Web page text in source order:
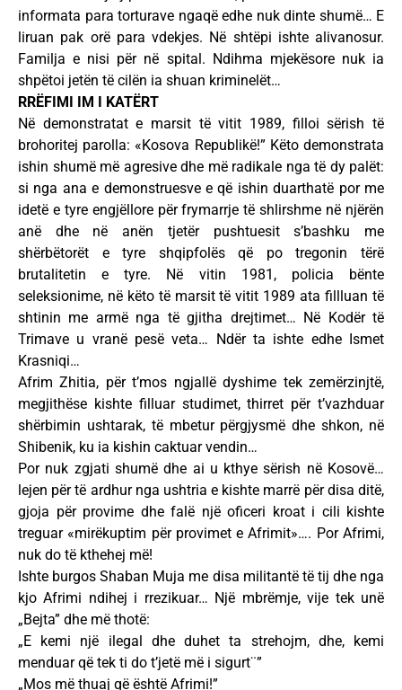
informata para torturave ngaqë edhe nuk dinte shumë… E
liruan pak orë para vdekjes. Në shtëpi ishte alivanosur.
Familja e nisi për në spital. Ndihma mjekësore nuk ia
shpëtoi jetën të cilën ia shuan kriminelët…
RRËFIMI IM I KATËRT
Në demonstratat e marsit të vitit 1989, filloi sërish të
brohoritej parolla: «Kosova Republikë!” Këto demonstrata
ishin shumë më agresive dhe më radikale nga të dy palët:
si nga ana e demonstruesve e që ishin duarthatë por me
idetë e tyre engjëllore për frymarrje të shlirshme në njërën
anë dhe në anën tjetër pushtuesit s’bashku me
shërbëtorët e tyre shqipfolës që po tregonin tërë
brutalitetin e tyre. Në vitin 1981, policia bënte
seleksionime, në këto të marsit të vitit 1989 ata fillluan të
shtinin me armë nga të gjitha drejtimet… Në Kodër të
Trimave u vranë pesë veta… Ndër ta ishte edhe Ismet
Krasniqi…
Afrim Zhitia, për t’mos ngjallë dyshime tek zemërzinjtë,
megjithëse kishte filluar studimet, thirret për t’vazhduar
shërbimin ushtarak, të mbetur përgjysmë dhe shkon, në
Shibenik, ku ia kishin caktuar vendin…
Por nuk zgjati shumë dhe ai u kthye sërish në Kosovë…
lejen për të ardhur nga ushtria e kishte marrë për disa ditë,
gjoja për provime dhe falë një oficeri kroat i cili kishte
treguar «mirëkuptim për provimet e Afrimit»…. Por Afrimi,
nuk do të kthehej më!
Ishte burgos Shaban Muja me disa militantë të tij dhe nga
kjo Afrimi ndihej i rrezikuar… Një mbrëmje, vije tek unë
„Bejta” dhe më thotë:
„E kemi një ilegal dhe duhet ta strehojm, dhe, kemi
menduar që tek ti do t’jetë më i sigurt¨”
„Mos më thuaj që është Afrimi!”